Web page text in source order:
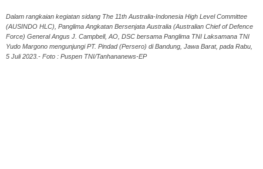
Dalam rangkaian kegiatan sidang The 11th Australia-Indonesia High Level Committee
(AUSINDO HLC), Panglima Angkatan Bersenjata Australia (Australian Chief of Defence
Force) General Angus J. Campbell, AO, DSC bersama Panglima TNI Laksamana TNI
Yudo Margono mengunjungi PT. Pindad (Persero) di Bandung, Jawa Barat, pada Rabu,
5 Juli 2023.- Foto : Puspen TNI/Tanhananews-EP